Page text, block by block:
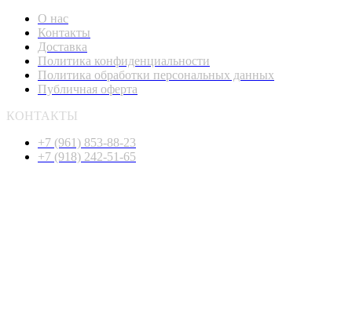
О нас
Контакты
Доставка
Политика конфиденциальности
Политика обработки персональных данных
Публичная оферта
КОНТАКТЫ
+7 (961) 853-88-23
+7 (918) 242-51-65